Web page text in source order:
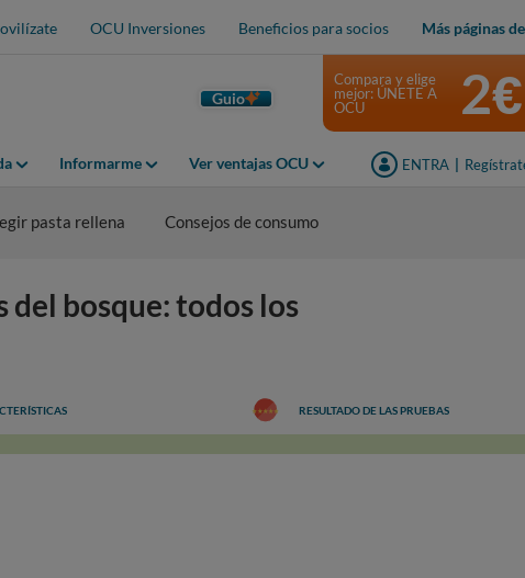
OCU Inversiones Beneficios para socios Más páginas
Guio
Informarme Ver ventajas OCU ENTRA
Compara y elige
mejor: ÚNETE A
OCU
2€
pasta rellena Consejos de consumo
del bosque: todos los
RESULTADO DE LAS PRUEBAS